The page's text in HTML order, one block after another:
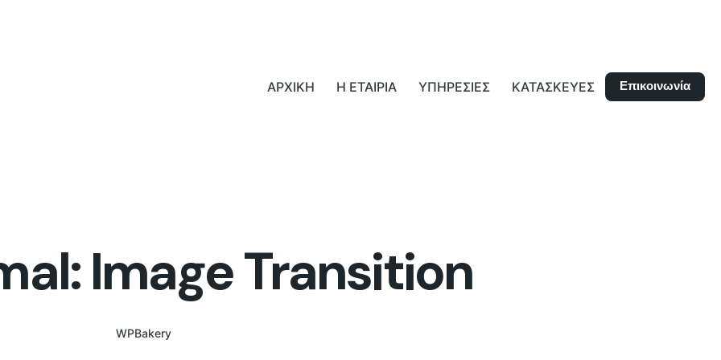
ΑΡΧΙΚΗ Η ΕΤΑΙΡΙΑ ΥΠΗΡΕΣΙΕΣ ΚΑΤΑΣΚΕΥΕΣ Επικοινωνία
Image Transition
WPBakery